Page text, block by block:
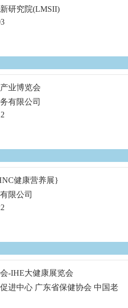
研究院(LMSII)
业博览会
有限公司
健康营养展}
限公司
-IHE大健康展览会
进中心 广东省保健协会 中国老